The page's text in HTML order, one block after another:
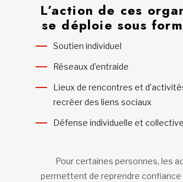
L’action de ces
se déploie sous
Soutien individuel
Réseaux d’entraide
Lieux de rencontres et
recréer des liens sociaux
Défense individuelle et
Pour certaines personnes, les
permettent de reprendre confiance